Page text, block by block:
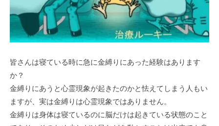
皆さんは寝ている時に急に金縛りにあった経験はあります
か？
金縛りにあうと心霊現象が起きたのかと怯えてしまう人もい
ますが、実は金縛りは心霊現象ではありません。
金縛りは身体は寝ているのに脳だけは起きている状態のこと